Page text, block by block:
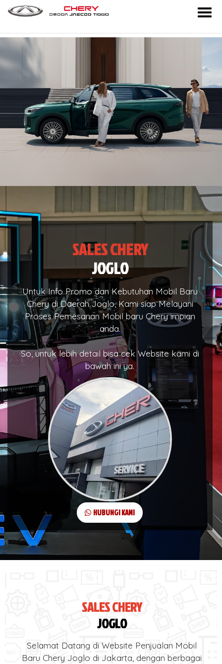
SALES CHERY
JOGLO
Untuk Info Promo dan Kebutuhan Mobil Baru
Chery di Daerah Joglo, Kami siap Melayani
Proses Pemesanan Mobil baru Chery impian
anda.
So, untuk lebih detail bisa cek Website kami di
bawah ini ya.
HUBUNGI KAMI
SALES CHERY
JOGLO
Selamat Datang di Website Penjualan Mobil
Baru Chery Joglo di Jakarta, dengan berbagai